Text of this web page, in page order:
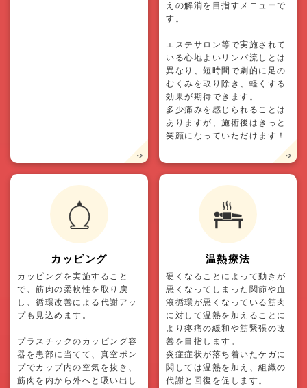
えの解消を目指すメニューで
す。
エステサロン等で実施されて
いる心地よいリンパ流しとは
異なり、短時間で劇的に足の
むくみを取り除き、軽くする
効果が期待できます。
多少痛みを感じられることは
ありますが、施術後はきっと
笑顔になっていただけます！
カッピング
カッピングを実施すること
で、筋肉の柔軟性を取り戻
し、循環改善による代謝アッ
プも見込めます。
プラスチックのカッピング容
器を患部に当てて、真空ポン
プでカップ内の空気を抜き、
筋肉を内から外へと吸い出し
温熱療法
硬くなることによって動きが
悪くなってしまった関節や血
液循環が悪くなっている筋肉
に対して温熱を加えることに
より疼痛の緩和や筋緊張の改
善を目指します。
炎症症状が落ち着いたケガに
関しては温熱を加え、組織の
代謝と回復を促します。